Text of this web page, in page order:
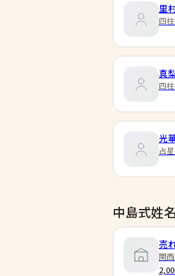
里
四
真
四
光
占
中島式姓
売
関